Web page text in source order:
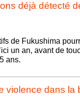
déjà détecté
de Fukushima
un an, avant de
ans.
violence dans la